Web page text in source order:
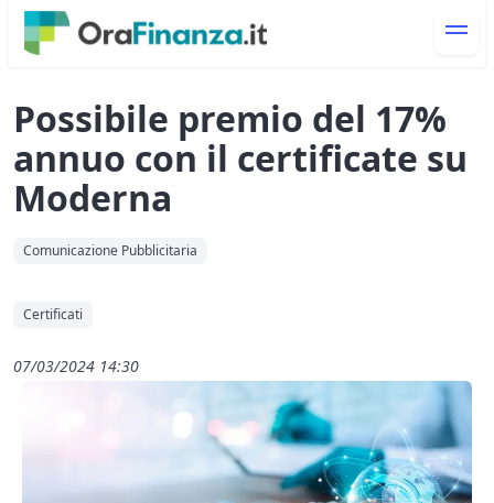
Possibile premio del 17%
annuo con il certificate su
Moderna
Comunicazione Pubblicitaria
Certificati
07/03/2024 14:30